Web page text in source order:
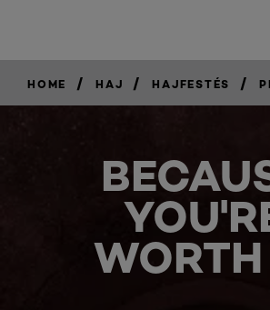
HOME / HAJ / HAJFESTÉS /